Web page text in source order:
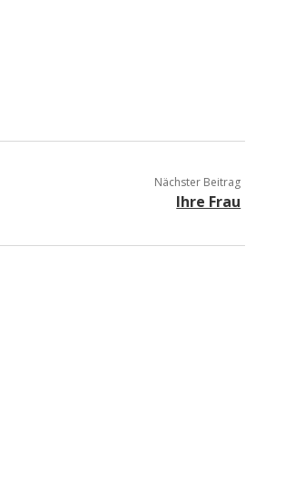
Nächster Beitrag
Ihre Frau